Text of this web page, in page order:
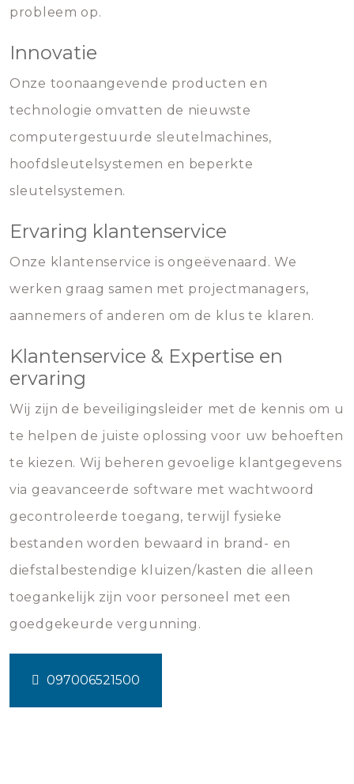
probleem op.
Innovatie
Onze toonaangevende producten en
technologie omvatten de nieuwste
computergestuurde sleutelmachines,
hoofdsleutelsystemen en beperkte
sleutelsystemen.
Ervaring klantenservice
Onze klantenservice is ongeëvenaard. We
werken graag samen met projectmanagers,
aannemers of anderen om de klus te klaren.
Klantenservice & Expertise en
ervaring
Wij zijn de beveiligingsleider met de kennis om u
te helpen de juiste oplossing voor uw behoeften
te kiezen. Wij beheren gevoelige klantgegevens
via geavanceerde software met wachtwoord
gecontroleerde toegang, terwijl fysieke
bestanden worden bewaard in brand- en
diefstalbestendige kluizen/kasten die alleen
toegankelijk zijn voor personeel met een
goedgekeurde vergunning.
097006521500